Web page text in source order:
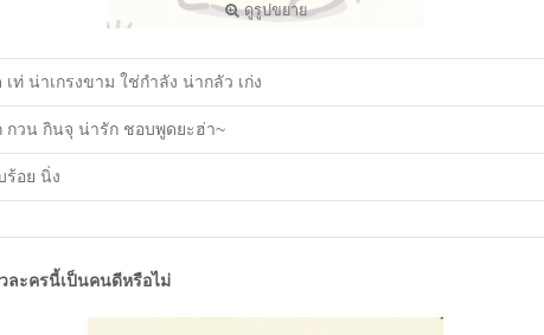
ดูรูปขยาย
เท่ น่าเกรงขาม ใช่กำลัง น่ากลัว เก่ง
กวน กินจุ น่ารัก ชอบพูดยะฮ่า~
ร้อย นิ่ง
ละครนี้เป็นคนดีหรือไม่